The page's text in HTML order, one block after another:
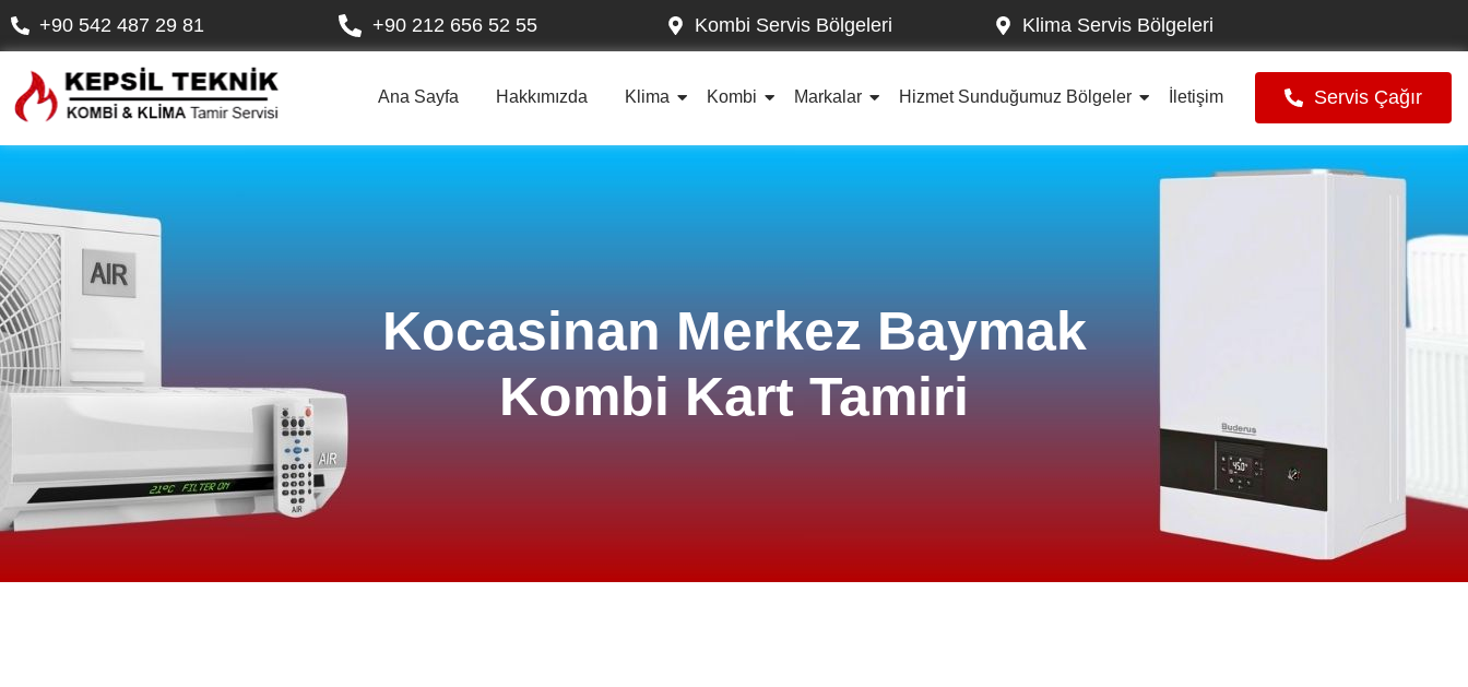
+90 542 487 29 81 +90 212 656 52 55 Kombi Servis Bölgeleri Klima Servis Bölgeleri
Ana Sayfa Hakkımızda Klima Kombi Markalar Hizmet Sunduğumuz Bölgeler İletişim Servis Çağır
Kocasinan Merkez Baymak
Kombi Kart Tamiri